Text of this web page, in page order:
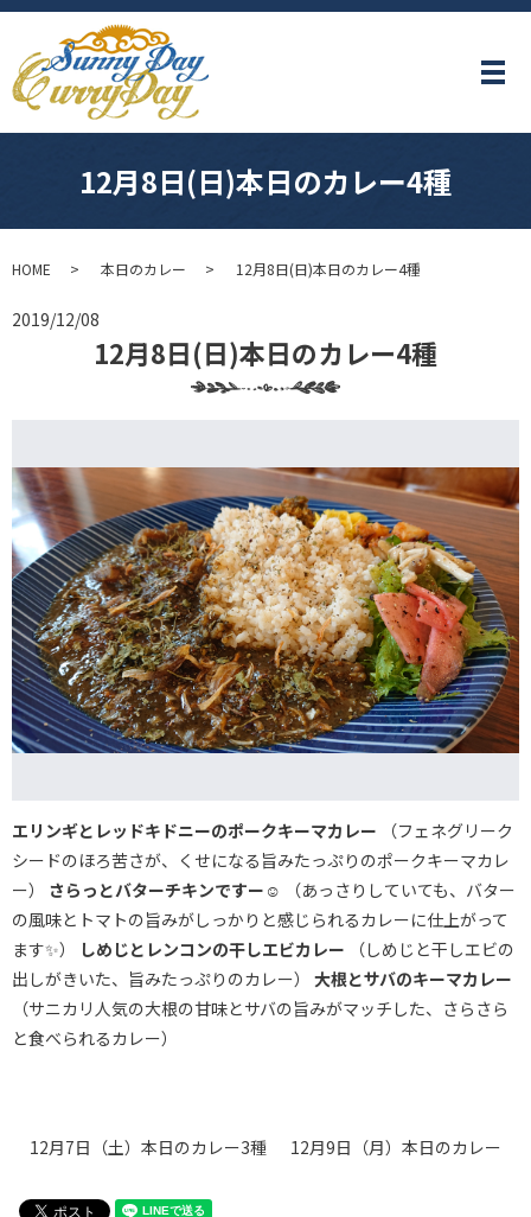
メ
12月8日(日)本日のカレー4種
HOME 本日のカレー 12月8日(日)本日のカレー4種
2019/12/08
12月8日(日)本日のカレー4種
エリンギとレッドキドニーのポークキーマカレー （フェネグリーク
シードのほろ苦さが、くせになる旨みたっぷりのポークキーマカレ
ー） さらっとバターチキンですー☺️ （あっさりしていても、バター
の風味とトマトの旨みがしっかりと感じられるカレーに仕上がって
ます✨）
しめじとレンコンの干しエビカレー （しめじと干しエビの
出しがきいた、旨みたっぷりのカレー） 大根とサバのキーマカレー
（サニカリ人気の大根の甘味とサバの旨みがマッチした、さらさら
と食べられるカレー）
12月7日（土）本日のカレー3種 12月9日（月）本日のカレー